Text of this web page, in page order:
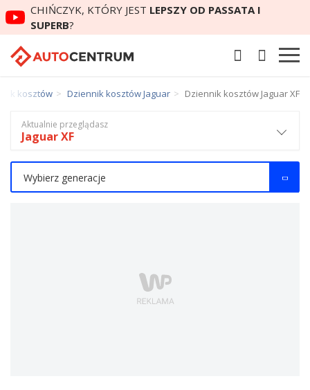
CHIŃCZYK, KTÓRY JEST LEPSZY OD PASSATA I
SUPERB?
kosztów Dziennik kosztów Jaguar Dziennik kosztów Jaguar XF
Aktualnie przeglądasz
Jaguar XF
Wybierz generacje